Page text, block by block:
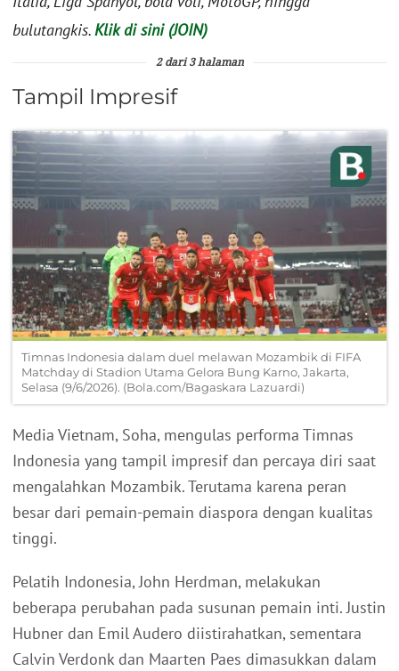
bulutangkis.Klik di sini (JOIN)
2 dari 3 halaman
Tampil Impresif
Timnas Indonesia dalam duel melawan Mozambik di FIFA
Matchday di Stadion Utama Gelora Bung Karno, Jakarta,
Selasa (9/6/2026). (Bola.com/Bagaskara Lazuardi)
Media Vietnam, Soha, mengulas performa Timnas
Indonesia yang tampil impresif dan percaya diri saat
mengalahkan Mozambik. Terutama karena peran
besar dari pemain-pemain diaspora dengan kualitas
tinggi.
Pelatih Indonesia, John Herdman, melakukan
beberapa perubahan pada susunan pemain inti. Justin
Hubner dan Emil Audero diistirahatkan, sementara
Calvin Verdonk dan Maarten Paes dimasukkan dalam